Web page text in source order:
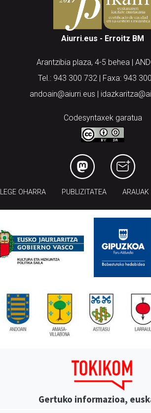
Aiurri.eus - Erroitz BM
Arantzibia plaza, 4-5 behea |
Tel.: 943 300 732 | Faxa: 943
andoain@aiurri.eus |
Codesyntaxek garatua
LEGE OHARRA PUBLIZITATEA ARAUAK
Gertuko informazioa,